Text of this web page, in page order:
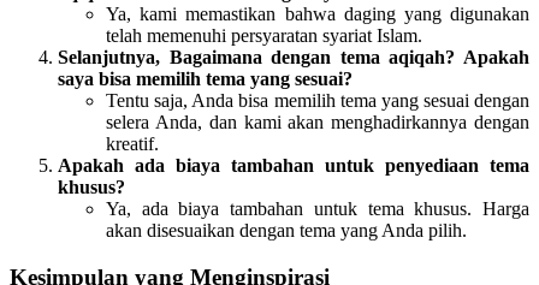
Ya, kami memastikan bahwa daging yang digunakan
telah memenuhi persyaratan syariat Islam.
Selanjutnya, Bagaimana dengan tema aqiqah? Apakah
saya bisa memilih tema yang sesuai?
Tentu saja, Anda bisa memilih tema yang sesuai dengan
selera Anda, dan kami akan menghadirkannya dengan
kreatif.
Apakah ada biaya tambahan untuk penyediaan tema
khusus?
Ya, ada biaya tambahan untuk tema khusus. Harga
akan disesuaikan dengan tema yang Anda pilih.
Kesimpulan yang Menginspirasi